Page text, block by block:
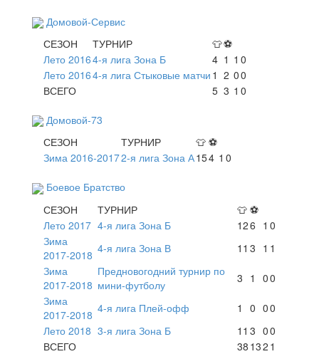
Домовой-Сервис
СЕЗОН
ТУРНИР 👕⚽
Лето 20164-я лига Зона Б 4 1 1 0
Лето 20164-я лига Стыковые матчи 1 2 00
ВСЕГО
5 3 1 0
Домовой-73
СЕЗОН
ТУРНИР 👕 ⚽
Зима 2016-20172-я лига Зона А154 1 0
Боевое Братство
СЕЗОН
ТУРНИР 👕 ⚽
Лето 2017 4-я лига Зона Б 126 1 0
Зима
2017-2018 4-я лига Зона В 11 3 1 1
Зима
2017-2018
Предновогодний турнир по
мини-футболу
3 1 00
Зима
2017-2018 4-я лига Плей-офф 1 0 00
Лето 2018 3-я лига Зона Б 11 3 00
ВСЕГО
38 132 1